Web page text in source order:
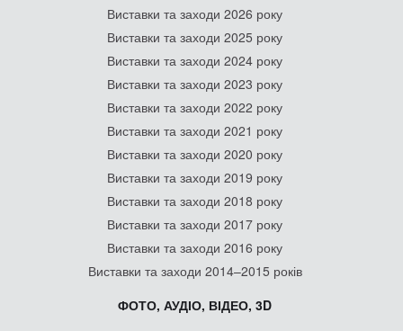
Виставки та заходи 2026 року
Виставки та заходи 2025 року
Виставки та заходи 2024 року
Виставки та заходи 2023 року
Виставки та заходи 2022 року
Виставки та заходи 2021 року
Виставки та заходи 2020 року
Виставки та заходи 2019 року
Виставки та заходи 2018 року
Виставки та заходи 2017 року
Виставки та заходи 2016 року
Виставки та заходи 2014–2015 років
ФОТО, АУДІО, ВІДЕО, 3D